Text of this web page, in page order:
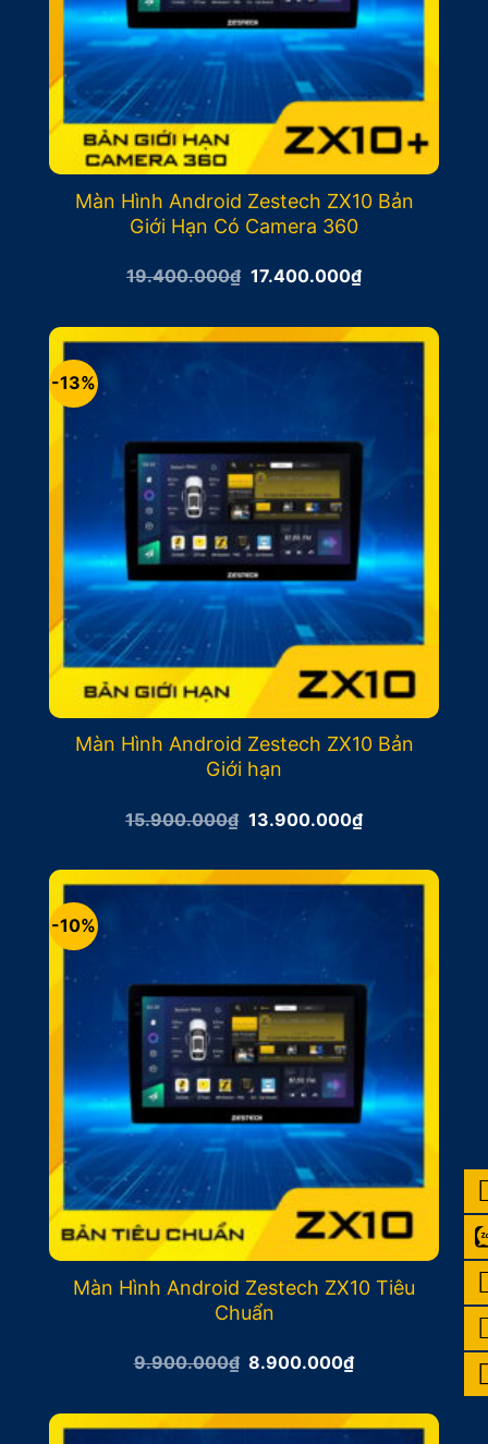
Màn Hình Android Zestech ZX10 Bản
Giới Hạn Có Camera 360
19.400.000₫ Giá
19.400.000₫.
17.400.000₫Giá
hiện
là:
17.400.000₫.
-13%
Màn Hình Android Zestech ZX10 Bản
Giới hạn
15.900.000₫ Giá
15.900.000₫.
13.900.000₫Giá
hiện
là:
13.900.000₫.
-10%
Màn Hình Android Zestech ZX10 Tiêu
Chuẩn
9.900.000₫ Giá
9.900.000₫.
8.900.000₫Giá
là:
8.900.000₫.